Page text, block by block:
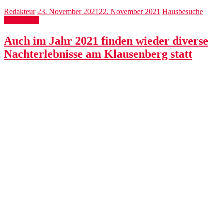
Redakteur 23. November 202122. November 2021 Hausbesuche
Auch im Jahr 2021 finden wieder diverse
Nachterlebnisse am Klausenberg statt